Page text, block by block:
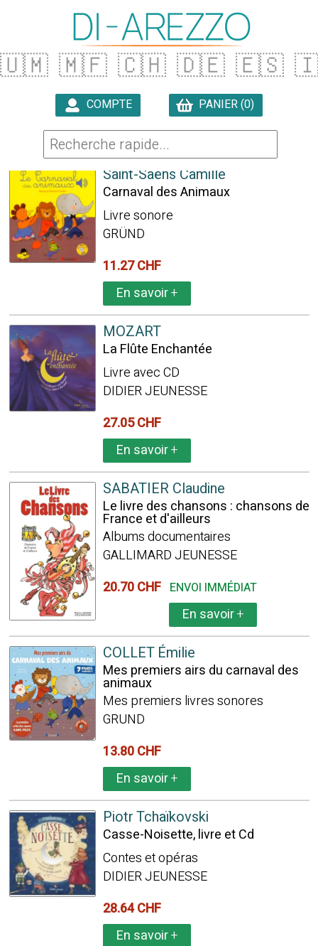
🇺🇲 🇲🇫 🇨🇭 🇩🇪 🇪🇸
COMPTE PANIER (0)
146 ARTICLES TROUVÉS
Saint-Saëns Camille
Carnaval des Animaux
Livre sonore
GRÜND
11.27 CHF
En savoir+
MOZART
La Flûte Enchantée
Livre avec CD
DIDIER JEUNESSE
27.05 CHF
En savoir+
SABATIER Claudine
Le livre des chansons : chansons de
France et d'ailleurs
Albums documentaires
GALLIMARD JEUNESSE
20.70 CHF ENVOI IMMÉDIAT
En savoir+
COLLET Émilie
Mes premiers airs du carnaval des
animaux
Mes premiers livres sonores
GRUND
13.80 CHF
En savoir+
Piotr Tchaïkovski
Casse-Noisette, livre et Cd
Contes et opéras
DIDIER JEUNESSE
28.64 CHF
En savoir+